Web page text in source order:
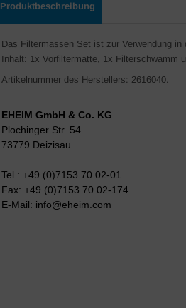
Produktbeschreibung
Das Filtermassen Set ist zur Verwendung
Inhalt: 1x Vorfiltermatte, 1x Filterschwamm
Artikelnummer des Herstellers: 2616040.
EHEIM GmbH & Co. KG
Plochinger Str. 54
73779 Deizisau
Tel.:.+49 (0)7153 70 02-01
Fax: +49 (0)7153 70 02-174
E-Mail: info@eheim.com